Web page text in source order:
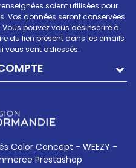
soient utilisées pour
Vos données seront conservées
pouvez vous désinscrire à
du lien présent dans les emails
vous sont adressés.
Color Concept - WEEZY -
Prestashop